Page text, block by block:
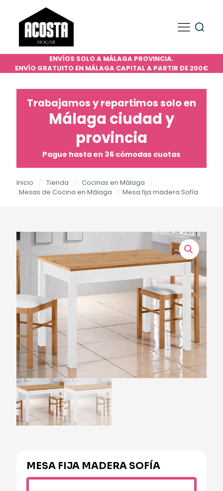
ENVÍOS SOLO A MÁLAGA PROVINCIA.
ENVÍO GRATUITO EN MÁLAGA CAPITAL A PARTIR DE 200€
Trabajamos y repartimos solo en
Málaga ciudad y
provincia
Pague hasta en 36 cómodas cuotas
Inicio / Tienda / Cocinas en Málaga
/
Mesas de Cocina en Málaga
/ Mesa fija madera Sofía
MESA FIJA MADERA SOFÍA